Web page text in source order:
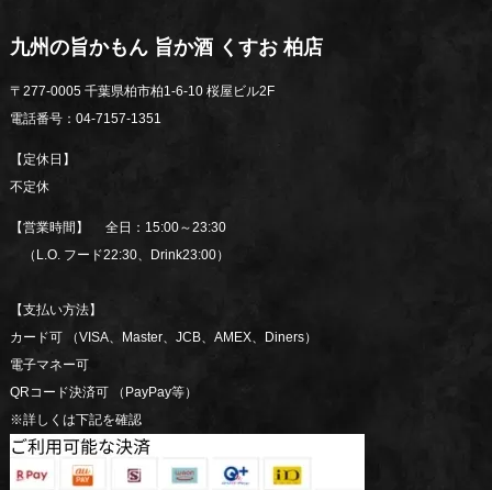
九州の旨かもん 旨か酒 くすお 柏店
〒277-0005 千葉県柏市柏1-6-10 桜屋ビル2F
電話番号：04-7157-1351
【定休日】
不定休
【営業時間】 全日：15:00～23:30
（L.O. フード22:30、Drink23:00）
【支払い方法】
カード可 （VISA、Master、JCB、AMEX、Diners）
電子マネー可
QRコード決済可 （PayPay等）
※詳しくは下記を確認